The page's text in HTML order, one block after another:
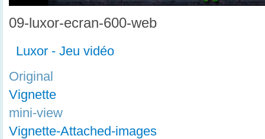
09-luxor-ecran-600-web
Luxor - Jeu vidéo
Original
Vignette
mini-view
Vignette-Attached-images